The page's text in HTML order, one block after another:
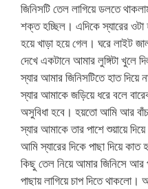
জিনিসটি তেল লাগিয়ে ডলতে
শক্ত হচ্ছিল। এদিকে স্যারের ওটা
হয়ে খাড়া হয়ে গেল। ঘরে লাইট
দেখে একটানে আমার লুঙ্গিটা
স্যার আমার জিনিসটিতে হাত
স্যার আমাকে জড়িয়ে ধরে বলে
অসুবিধা হবে। হয়তো আমি আর
স্যার আমাকে তার পাশে শুয়ায়ে
আমি স্যারের দিকে পাছা দিয়ে
কিছু তেল নিয়ে আমার জিনিসে আর
পাছায় লাগিয়ে চাপ দিতে